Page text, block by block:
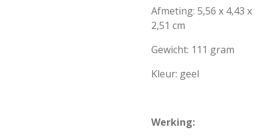
Afmeting: 5,56 x 4,43 x
2,51 cm
Gewicht: 111 gram
Kleur: geel
Werking: